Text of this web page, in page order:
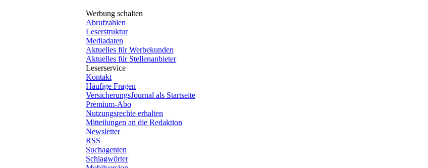
Werbung schalten
Abrufzahlen
Leserstruktur
Mediadaten
Aktuelles für Werbekunden
Aktuelles für Stellenanbieter
Leserservice
Kontakt
Häufige Fragen
VersicherungsJournal als Startseite
Premium-Abo
Nutzungsrechte erhalten
Mitteilungen an die Redaktion
Newsletter
RSS
Suchagenten
Schlagwörter